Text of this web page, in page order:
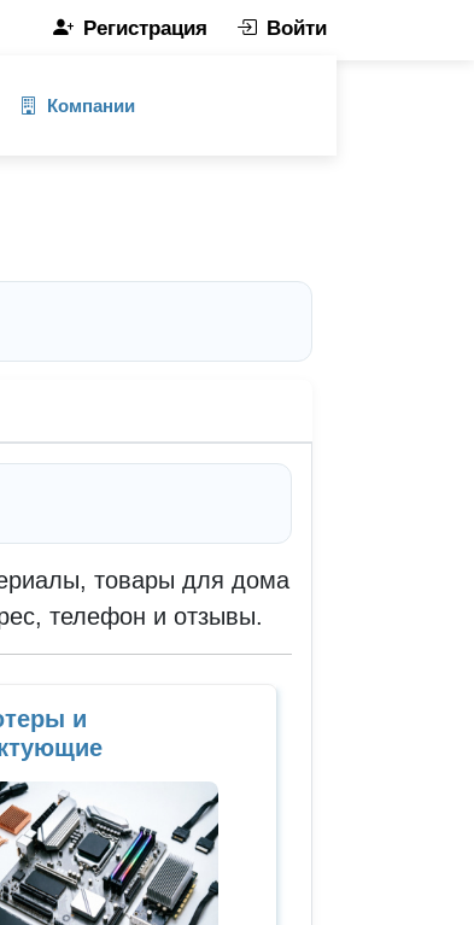
Регистрация Войти
Компании
товары для дома
телефон и отзывы.
и